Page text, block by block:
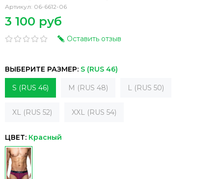
Артикул: 06-6612-06
3 100 руб
Оставить отзыв
ВЫБЕРИТЕ РАЗМЕР: S (RUS 46)
S (RUS 46) M (RUS 48) L (RUS 50)
XL (RUS 52) XXL (RUS 54)
ЦВЕТ: Красный